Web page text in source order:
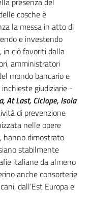
cosche è
la messa in atto di
e investendo
in ciò favoriti dalla
amministratori
mondo bancario e
giudiziarie -
At Last, Ciclope, Isola
di prevenzione
nelle opere
hanno dimostrato
stabilmente
italiane da almeno
anche consorterie
dall’Est Europa e